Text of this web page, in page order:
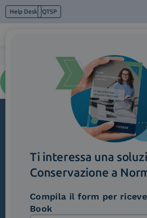
Help Desk QTSP
Cosa facciamo
Iscriviti alla
Novità, iniziative ed eventi dal
trasformazione digitale.
Scopri InNews
Ti interessa una
Conservazione a
Compila il form per
Book